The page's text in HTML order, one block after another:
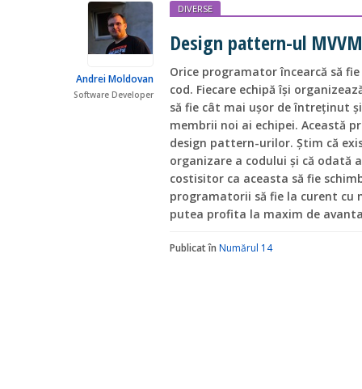
Andrei Moldovan
Software Developer
DIVERSE
Design pattern-ul MVVM
Orice programator încearcă să
cod. Fiecare echipă își
să fie cât mai ușor de întreținut
membrii noi ai echipei. Această
design pattern-urilor. Știm că
organizare a codului și că odată
costisitor ca aceasta să fie
programatorii să fie la curent
putea profita la maxim de
Publicat în Numărul 14